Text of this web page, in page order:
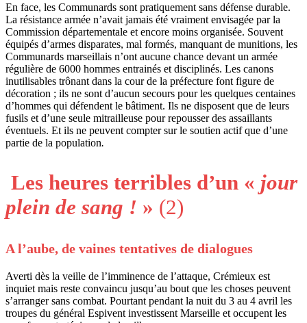
En face, les Communards sont pratiquement sans défense durable.
La résistance armée n’avait jamais été vraiment envisagée par la
Commission départementale et encore moins organisée. Souvent
équipés d’armes disparates, mal formés, manquant de munitions, les
Communards marseillais n’ont aucune chance devant un armée
régulière de 6000 hommes entrainés et disciplinés. Les canons
inutilisables trônant dans la cour de la préfecture font figure de
décoration ; ils ne sont d’aucun secours pour les quelques centaines
d’hommes qui défendent le bâtiment. Ils ne disposent que de leurs
fusils et d’une seule mitrailleuse pour repousser des assaillants
éventuels. Et ils ne peuvent compter sur le soutien actif que d’une
partie de la population.
Les heures terribles d’un « jour
plein de sang ! » (2)
A l’aube, de vaines tentatives de dialogues
Averti dès la veille de l’imminence de l’attaque, Crémieux est
inquiet mais reste convaincu jusqu’au bout que les choses peuvent
s’arranger sans combat. Pourtant pendant la nuit du 3 au 4 avril les
troupes du général Espivent investissent Marseille et occupent les